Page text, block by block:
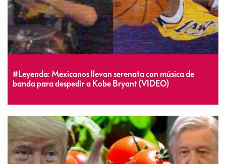
#Leyenda: Mexicanos llevan serenata con música de
banda para despedir a Kobe Bryant (VIDEO)